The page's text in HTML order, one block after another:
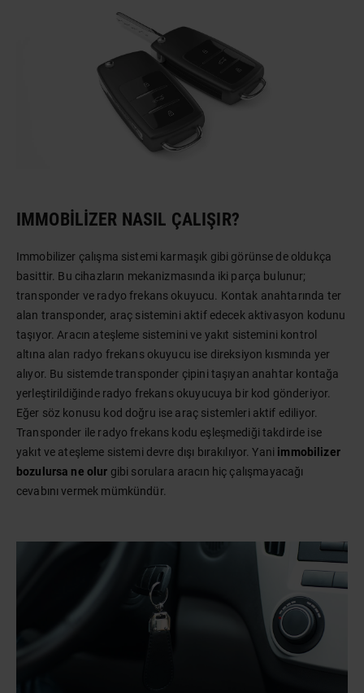
IMMOBILIZER NASIL ÇALIŞIR?
Immobilizer çalışma sistemi karmaşık gibi görünse de oldukça
basittir. Bu cihazların mekanizmasında iki parça bulunur;
transponder ve radyo frekans okuyucu. Kontak anahtarında ter
alan transponder, araç sistemini aktif edecek aktivasyon kodunu
taşıyor. Aracın ateşleme sistemini ve yakıt sistemini kontrol
altına alan radyo frekans okuyucu ise direksiyon kısmında yer
alıyor. Bu sistemde transponder çipini taşıyan anahtar kontağa
yerleştirildiğinde radyo frekans okuyucuya bir kod gönderiyor.
Eğer söz konusu kod doğru ise araç sistemleri aktif ediliyor.
Transponder ile radyo frekans kodu eşleşmediği takdirde ise
yakıt ve ateşleme sistemi devre dışı bırakılıyor. Yani immobilizer
bozulursa ne olur gibi sorulara aracın hiç çalışmayacağı
cevabını vermek mümkündür.